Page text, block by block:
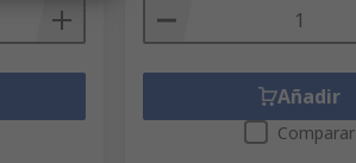
Añadir
Comparar